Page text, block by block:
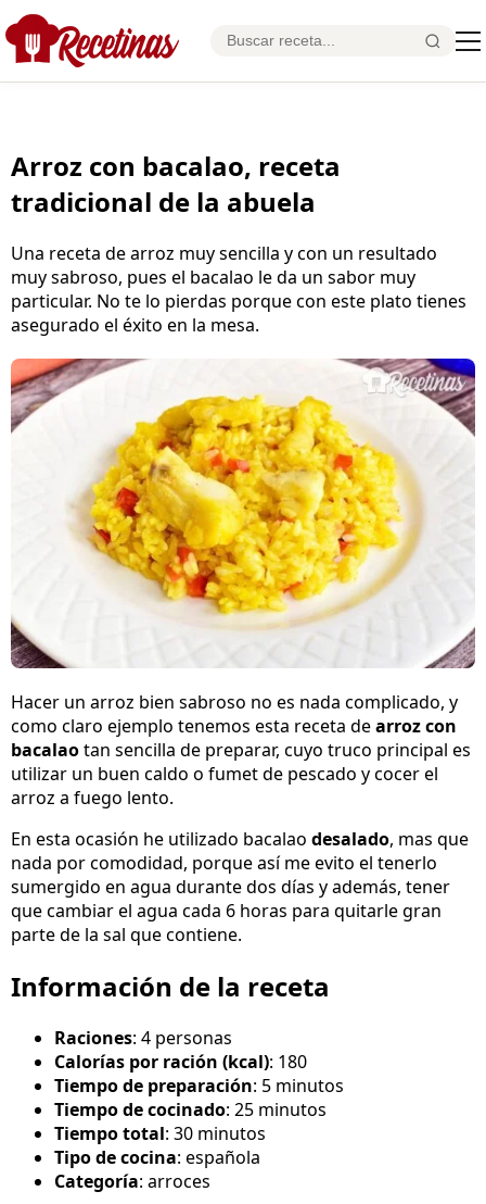
Arroz con bacalao, receta
tradicional de la abuela
Una receta de arroz muy sencilla y con un resultado
muy sabroso, pues el bacalao le da un sabor muy
particular. No te lo pierdas porque con este plato tienes
asegurado el éxito en la mesa.
Hacer un arroz bien sabroso no es nada complicado, y
como claro ejemplo tenemos esta receta dearroz con
bacalaotan sencilla de preparar, cuyo truco principal es
utilizar un buen caldo o fumet de pescado y cocer el
arroz a fuego lento.
En esta ocasión he utilizado bacalao desalado, mas que
nada por comodidad, porque así me evito el tenerlo
sumergido en agua durante dos días y además, tener
que cambiar el agua cada 6 horas para quitarle gran
parte de la sal que contiene.
Información de la receta
Raciones: 4 personas
Calorías por ración (kcal): 180
Tiempo de preparación: 5 minutos
Tiempo de cocinado: 25 minutos
Tiempo total: 30 minutos
Tipo de cocina: española
Categoría: arroces